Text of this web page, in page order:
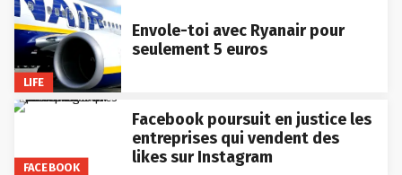
LIFE
Envole-toi avec Ryanair pour
seulement 5 euros
FACEBOOK
Facebook poursuit en justice les
entreprises qui vendent des
likes sur Instagram